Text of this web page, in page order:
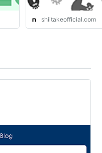
shiitakeofficial.com